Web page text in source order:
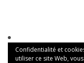
Confidentialité et
utiliser ce site Web,